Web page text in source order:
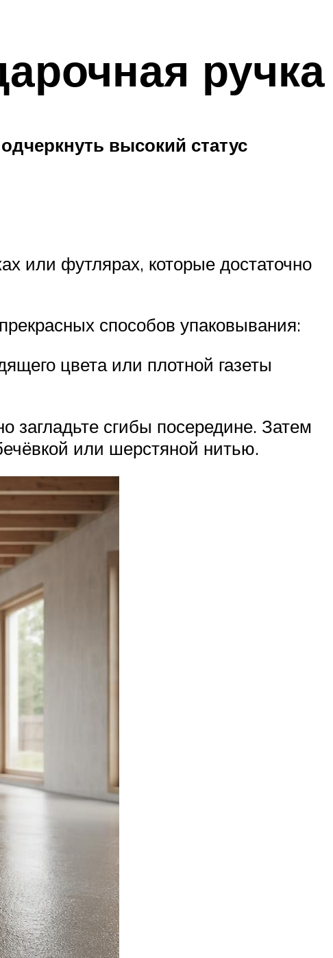
ручка
высокий статус
или футлярах, которые достаточно
способов упаковывания:
цвета или плотной газеты
загладьте сгибы посередине. Затем
или шерстяной нитью.